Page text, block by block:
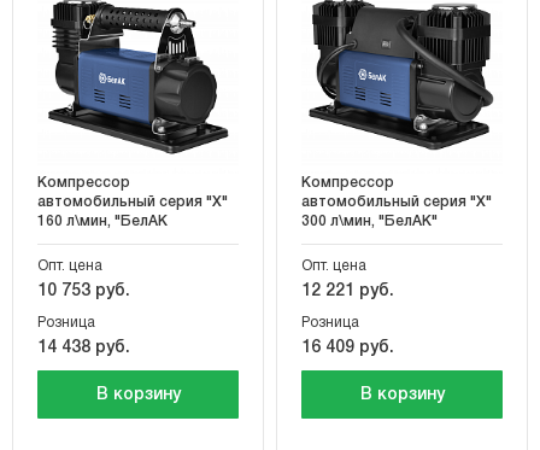
Компрессор
автомобильный серия "Х"
160 л\мин, "БелАК
Опт. цена
10 753 руб.
В корзину
Розница
14 438 руб.
Компрессор
автомобильный серия "Х"
300 л\мин, "БелАК"
Опт. цена
12 221 руб.
В корзину
Розница
16 409 руб.